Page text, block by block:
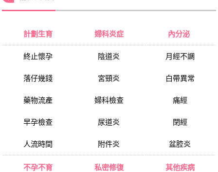
計劃生育
終止懷孕
落仔幾錢
藥物流產
早孕檢查
人流時間
婦科炎症
陰道炎
宮頸炎
婦科檢查
尿道炎
附件炎
內分泌
月經不調
白帶異常
痛經
閉經
盆腔炎
不孕不育 私密修復 其他疾病